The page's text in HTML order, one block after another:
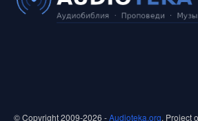
© Copyright 2009-2026 -Audioteka.org, Project